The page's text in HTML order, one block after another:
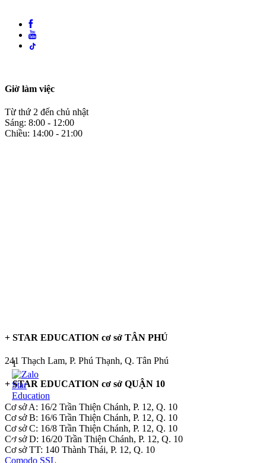
Giờ làm việc
Từ thứ 2 đến chủ nhật
Sáng: 8:00 - 12:00
Chiều: 14:00 - 21:00
+ STAR EDUCATION cơ sở TÂN PHÚ
241 Thạch Lam, P. Phú Thạnh, Q. Tân Phú
+ STAR EDUCATION cơ sở QUẬN 10
Cơ sở A: 16/2 Trần Thiện Chánh, P. 12, Q. 10
Cơ sở B: 16/6 Trần Thiện Chánh, P. 12, Q. 10
Cơ sở C: 16/8 Trần Thiện Chánh, P. 12, Q. 10
Cơ sở D: 16/20 Trần Thiện Chánh, P. 12, Q. 10
Cơ sở TT: 140 Thành Thái, P. 12, Q. 10
Comodo SSL
1